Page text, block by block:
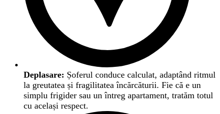
Deplasare: Șoferul conduce calculat, adaptând ritmul
la greutatea și fragilitatea încărcăturii. Fie că e un
simplu frigider sau un întreg apartament, tratăm totul
cu același respect.